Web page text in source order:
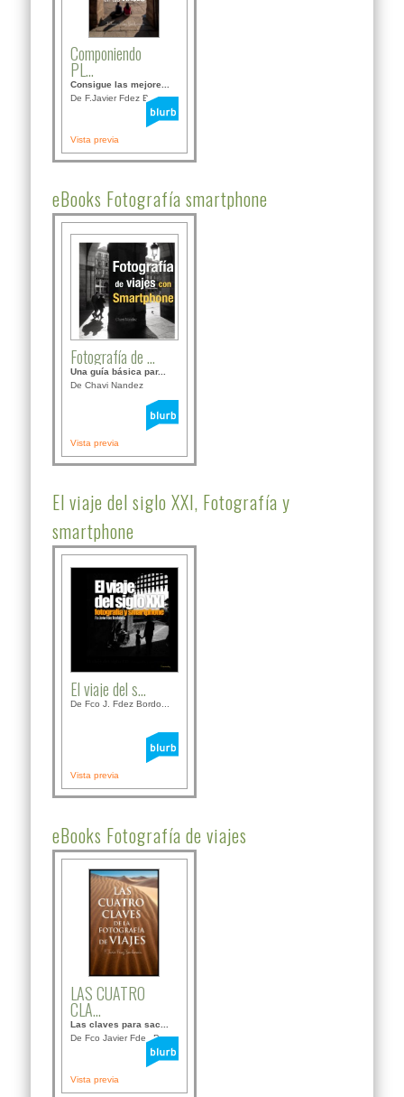
Componiendo
PL...
Consigue las mejore...
De F.Javier Fdez Bor...
Vista previa
eBooks Fotografía smartphone
Fotografía de ...
Una guía básica par...
De Chavi Nandez
Vista previa
El viaje del siglo XXI, Fotografía y
smartphone
El viaje del s...
De Fco J. Fdez Bordo...
Vista previa
eBooks Fotografía de viajes
LAS CUATRO
CLA...
Las claves para sac...
De Fco Javier Fdez B...
Vista previa